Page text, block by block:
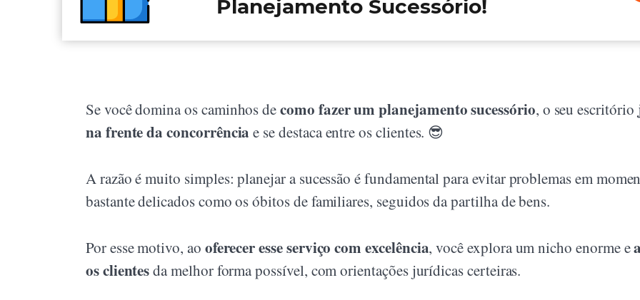
Planejamento Sucessório!
Se você domina os caminhos decomo fazer um planejamento sucessório, o seu escritório
na frente da concorrência e se destaca entre os clientes. 😎
A razão é muito simples: planejar a sucessão é fundamental para evitar problemas em
bastante delicados como os óbitos de familiares, seguidos da partilha de bens.
Por esse motivo, ao oferecer esse serviço com excelência, você explora um nicho enorme e
os clientesda melhor forma possível, com orientações jurídicas certeiras.